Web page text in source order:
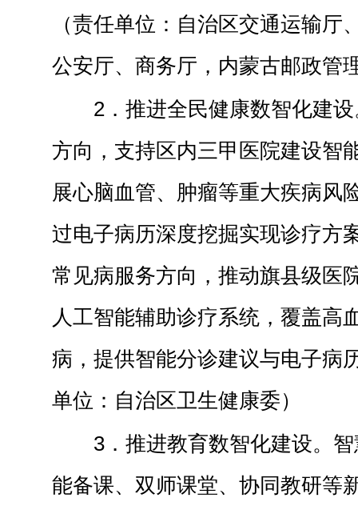
（责任单位：自治区交通运输厅
公安厅、商务厅，内蒙古邮政管
2．推进全民健康数智化建
方向，支持区内三甲医院建设智
展心脑血管、肿瘤等重大疾病风
过电子病历深度挖掘实现诊疗方
常见病服务方向，推动旗县级医
人工智能辅助诊疗系统，覆盖高
病，提供智能分诊建议与电子病
单位：自治区卫生健康委）
3．推进教育数智化建设。
能备课、双师课堂、协同教研等